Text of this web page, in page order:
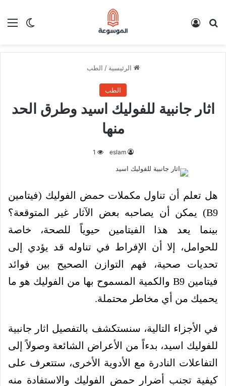
الوضع بحث عن
الرئيسية / الطب
الطب
اثار جانبية للفوليك اسيد وطرق الحد
منها
eslam
1
هل تعلم أن تناول مكملات حمض الفوليك (فيتامين
B9) يمكن أن يصاحبه بعض الآثار غير المتوقعة؟
بينما يعد هذا الفيتامين حيوياً للصحة، خاصة
للحوامل، إلا أن الإفراط في تناوله قد يؤدي إلى
تحديات صحية، فهم التوازن الصحيح بين فوائد
فيتامين B9 والكمية المسموح بها من الفوليك هو ما
يحميك من أي مخاطر محتملة.
في الأجزاء التالية، سنستكشف بالتفصيل اثار جانبية
للفوليك اسيد، بدءاً من الأعراض الشائعة وصولاً إلى
التفاعلات النادرة مع الأدوية الأخرى، ستتعرف على
كيفية تجنب أضرار حمض الفوليك والاستفادة منه